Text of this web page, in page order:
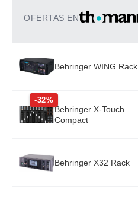
OFERTAS EN
Behringer WING Rack
-32%
Behringer X-Touch
Compact
Behringer X32 Rack